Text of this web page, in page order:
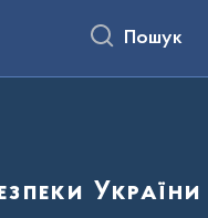
Пошук
України